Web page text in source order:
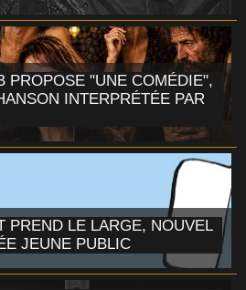
PROPOSE "UNE COMÉDIE",
INTERPRÉTÉE PAR
PREND LE LARGE, NOUVEL
JEUNE PUBLIC